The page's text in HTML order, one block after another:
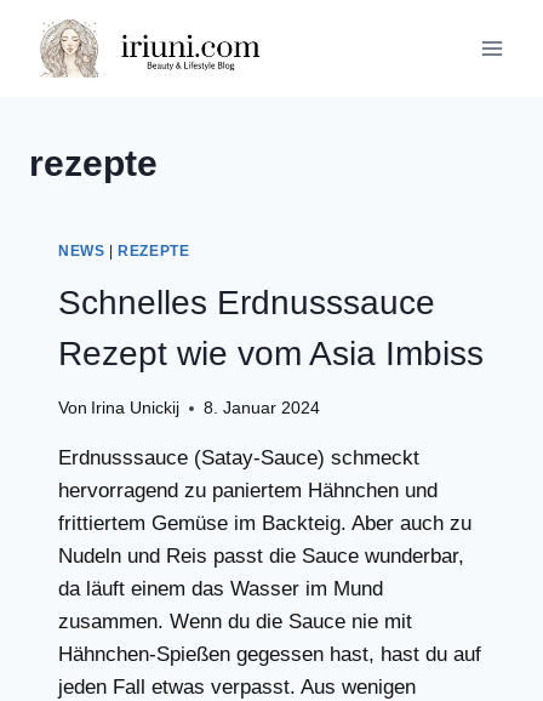
Inhalt
springen
rezepte
NEWS REZEPTE
Schnelles Erdnusssauce
Rezept wie vom Asia Imbiss
Von Irina Unickij 8. Januar 2024
Erdnusssauce (Satay-Sauce) schmeckt
hervorragend zu paniertem Hähnchen und
frittiertem Gemüse im Backteig. Aber auch zu
Nudeln und Reis passt die Sauce wunderbar,
da läuft einem das Wasser im Mund
zusammen. Wenn du die Sauce nie mit
Hähnchen-Spießen gegessen hast, hast du auf
jeden Fall etwas verpasst. Aus wenigen